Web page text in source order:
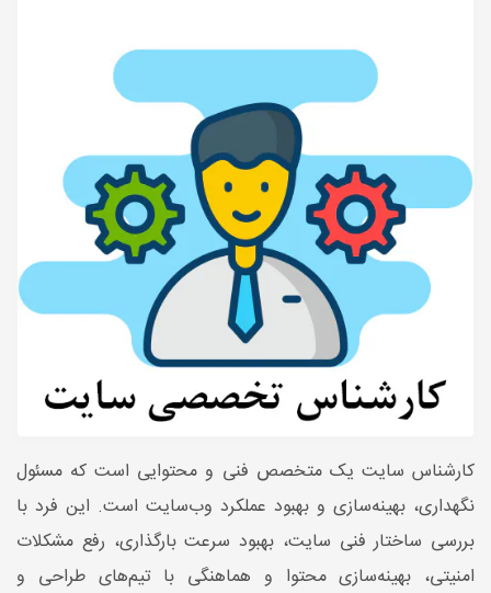
کارشناس سایت یک متخصص فنی و محتوایی است که مسئول
نگهداری، بهینه‌سازی و بهبود عملکرد وب‌سایت است. این فرد با
بررسی ساختار فنی سایت، بهبود سرعت بارگذاری، رفع مشکلات
امنیتی، بهینه‌سازی محتوا و هماهنگی با تیم‌های طراحی و